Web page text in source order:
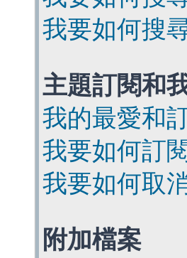
我要如何搜
主題訂閱和
我的最愛和
我要如何訂
我要如何取
附加檔案